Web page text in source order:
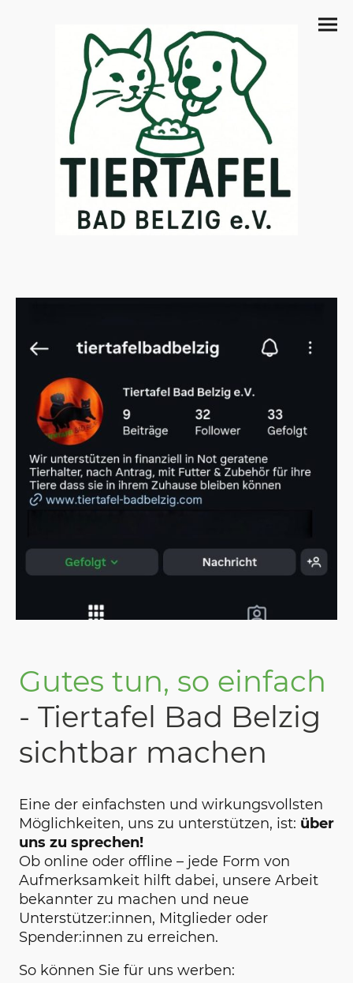
Gutes tun, so einfach
- Tiertafel Bad Belzig
sichtbar machen
Eine der einfachsten und wirkungsvollsten
Möglichkeiten, uns zu unterstützen, ist: über
uns zu sprechen!
Ob online oder offline – jede Form von
Aufmerksamkeit hilft dabei, unsere Arbeit
bekannter zu machen und neue
Unterstützer:innen, Mitglieder oder
Spender:innen zu erreichen.
So können Sie für uns werben: